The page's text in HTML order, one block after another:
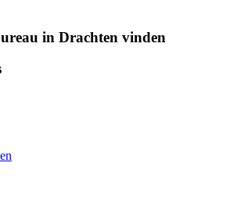
in Drachten vinden